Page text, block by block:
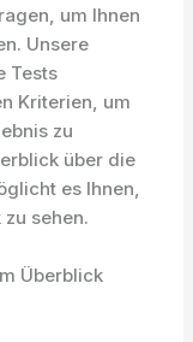
um Ihnen
Unsere
Tests
Kriterien, um
zu
über die
es Ihnen,
sehen.
Überblick